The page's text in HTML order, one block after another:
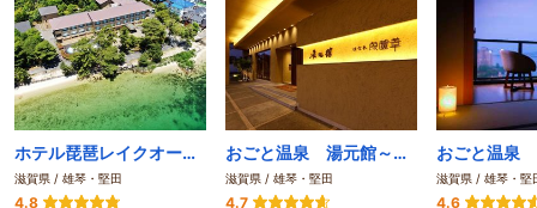
ホテル琵琶レイクオーツカ
滋賀県 / 雄琴・堅田
4.8
おごと温泉 湯元館～多彩な湯めぐり四季の幸を愛でる宿～
滋賀県 / 雄琴・堅田
4.7
滋賀県 / 雄琴・堅
4.6